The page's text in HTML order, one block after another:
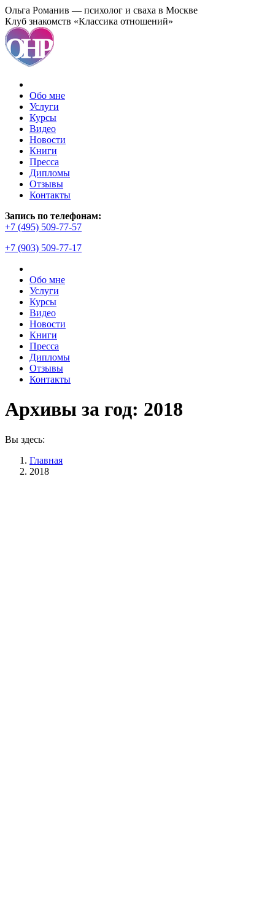
Перейти
к
содержанию
Ольга Романив — психолог и сваха в Москве
Клуб знакомств «Классика отношений»
Обо мне
Услуги
Курсы
Видео
Новости
Книги
Пресса
Дипломы
Отзывы
Контакты
Запись по телефонам:
+7 (495) 509-77-57
+7 (903) 509-77-17
Обо мне
Услуги
Курсы
Видео
Новости
Книги
Пресса
Дипломы
Отзывы
Контакты
Архивы за год: 2018
Вы здесь:
Главная
2018